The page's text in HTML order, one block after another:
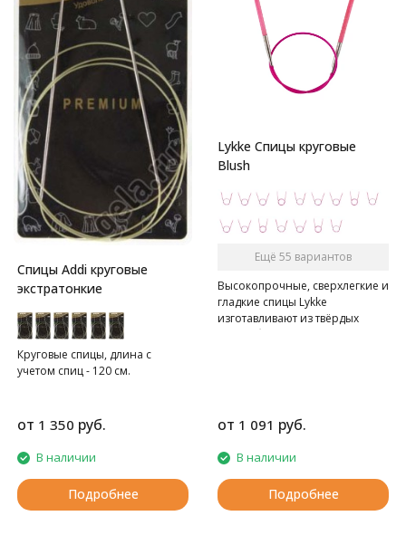
Спицы Addi круговые
экстратонкие
Круговые спицы, длина с
учетом спиц - 120 см.
от 1 350 руб.
В наличии
Подробнее
Lykke Спицы круговые
Blush
Ещё 55 вариантов
Высокопрочные, сверхлегкие и
гладкие спицы Lykke
изготавливают из твёрдых
пород березы на 80% вручную.
лески во время работы не
собирает петли, вязание идет
быстро и легко. Леска не
крутится в отверстии спицы,
она зафиксирована.
от 1 091 руб.
В наличии
Подробнее